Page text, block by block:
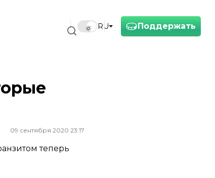
Поддержать
RU
09 сентября 2020 23:17
теперь